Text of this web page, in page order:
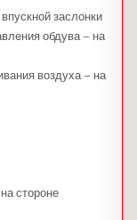
заслонки
обдува – на
воздуха – на
стороне